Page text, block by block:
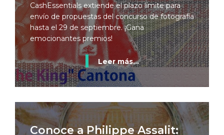
CashEssentials extiende el plazo límite para
envío de propuestas del concurso de fotografía
hasta el 29 de septiembre. ¡Gana
emocionantes premios!
Leer más...
Conoce a Philippe Assalit: